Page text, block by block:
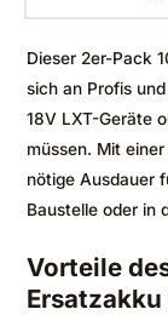
Dieser 2er-Pack
sich an Profis
18V LXT-Geräte
müssen. Mit
nötige Ausdauer
Baustelle oder in
Vorteile